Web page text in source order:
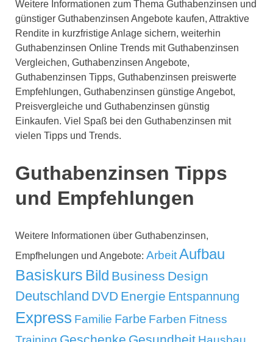
Weitere Informationen zum Thema Guthabenzinsen und
günstiger Guthabenzinsen Angebote kaufen, Attraktive
Rendite in kurzfristige Anlage sichern, weiterhin
Guthabenzinsen Online Trends mit Guthabenzinsen
Vergleichen, Guthabenzinsen Angebote,
Guthabenzinsen Tipps, Guthabenzinsen preiswerte
Empfehlungen, Guthabenzinsen günstige Angebot,
Preisvergleiche und Guthabenzinsen günstig
Einkaufen. Viel Spaß bei den Guthabenzinsen mit
vielen Tipps und Trends.
Guthabenzinsen Tipps
und Empfehlungen
Weitere Informationen über Guthabenzinsen,
Empfhelungen und Angebote: ArbeitAufbau
Basiskurs Bild Business Design
Deutschland DVD Energie Entspannung
Express Familie Farbe Farben Fitness
Geschenke Gesundheit